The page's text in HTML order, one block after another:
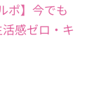
ポ】今でも
感ゼロ・キ